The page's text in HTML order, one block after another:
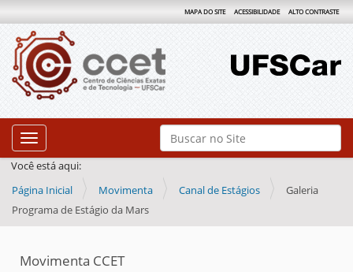
Busca
Busca Avançada…
MAPA DO SITE ACESSIBILIDADE ALTO CONTRASTE
Toggle navigation
Você está aqui:
Página Inicial
Movimenta Canal de Estágios
Galeria
Programa de Estágio da Mars
Movimenta CCET